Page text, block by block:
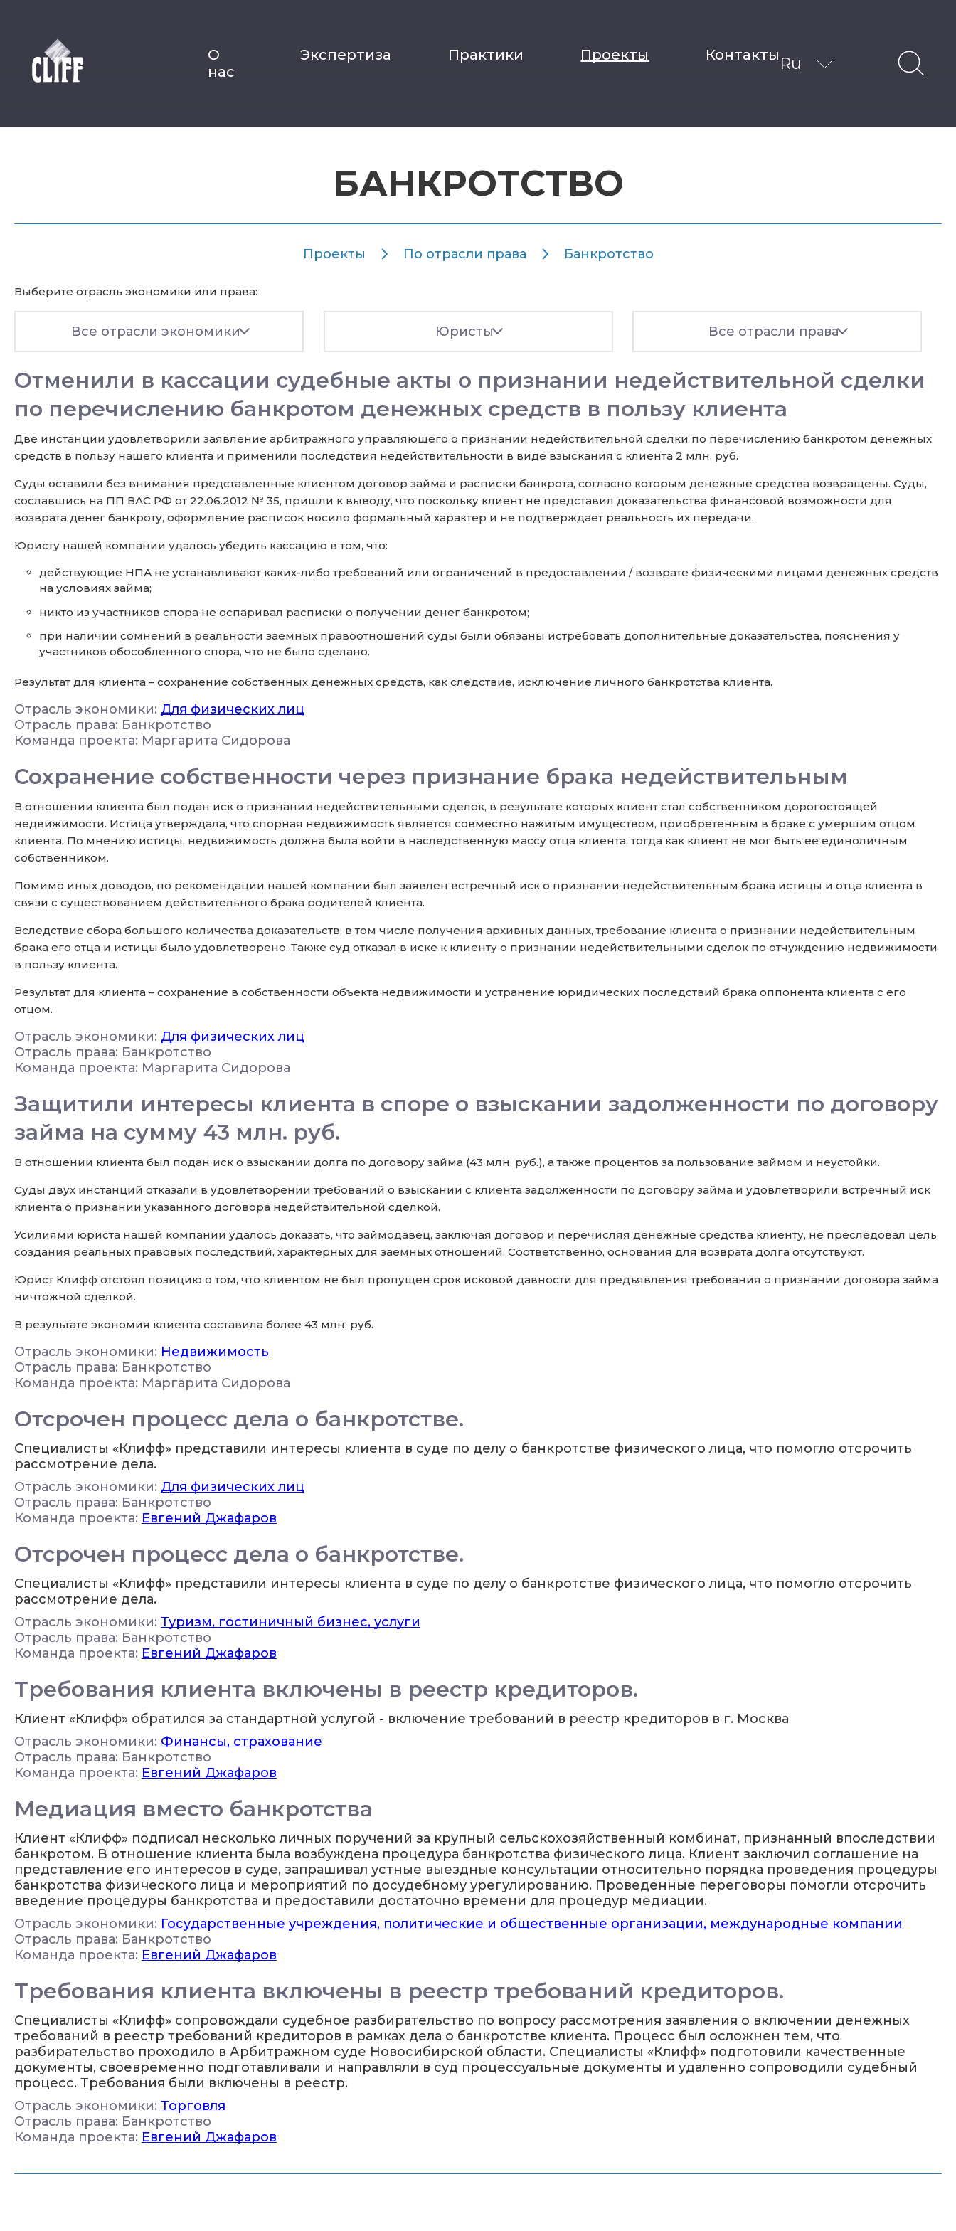
О
нас
Экспертиза Практики Проекты Контакты Ru
БАНКРОТСТВО
Проекты По отрасли права Банкротство
Выберите отрасль экономики или права:
Все отрасли экономики Юристы Все отрасли права
Отменили в кассации судебные акты о признании недействительной сделки
по перечислению банкротом денежных средств в пользу клиента
Две инстанции удовлетворили заявление арбитражного управляющего о признании недействительной сделки по перечислению банкротом денежных
средств в пользу нашего клиента и применили последствия недействительности в виде взыскания с клиента 2 млн. руб.
Суды оставили без внимания представленные клиентом договор займа и расписки банкрота, согласно которым денежные средства возвращены. Суды,
сославшись на ПП ВАС РФ от 22.06.2012 № 35, пришли к выводу, что поскольку клиент не представил доказательства финансовой возможности для
возврата денег банкроту, оформление расписок носило формальный характер и не подтверждает реальность их передачи.
Юристу нашей компании удалось убедить кассацию в том, что:
действующие НПА не устанавливают каких-либо требований или ограничений в предоставлении / возврате физическими лицами денежных средств
на условиях займа;
никто из участников спора не оспаривал расписки о получении денег банкротом;
при наличии сомнений в реальности заемных правоотношений суды были обязаны истребовать дополнительные доказательства, пояснения у
участников обособленного спора, что не было сделано.
Результат для клиента – сохранение собственных денежных средств, как следствие, исключение личного банкротства клиента.
Отрасль экономики: Для физических лиц
Отрасль права: Банкротство
Команда проекта: Маргарита Сидорова
Сохранение собственности через признание брака недействительным
В отношении клиента был подан иск о признании недействительными сделок, в результате которых клиент стал собственником дорогостоящей
недвижимости. Истица утверждала, что спорная недвижимость является совместно нажитым имуществом, приобретенным в браке с умершим отцом
клиента. По мнению истицы, недвижимость должна была войти в наследственную массу отца клиента, тогда как клиент не мог быть ее единоличным
собственником.
Помимо иных доводов, по рекомендации нашей компании был заявлен встречный иск о признании недействительным брака истицы и отца клиента в
связи с существованием действительного брака родителей клиента.
Вследствие сбора большого количества доказательств, в том числе получения архивных данных, требование клиента о признании недействительным
брака его отца и истицы было удовлетворено. Также суд отказал в иске к клиенту о признании недействительными сделок по отчуждению недвижимости
в пользу клиента.
Результат для клиента – сохранение в собственности объекта недвижимости и устранение юридических последствий брака оппонента клиента с его
отцом.
Отрасль экономики: Для физических лиц
Отрасль права: Банкротство
Команда проекта: Маргарита Сидорова
Защитили интересы клиента в споре о взыскании задолженности по договору
займа на сумму 43 млн. руб.
В отношении клиента был подан иск о взыскании долга по договору займа (43 млн. руб.), а также процентов за пользование займом и неустойки.
Суды двух инстанций отказали в удовлетворении требований о взыскании с клиента задолженности по договору займа и удовлетворили встречный иск
клиента о признании указанного договора недействительной сделкой.
Усилиями юриста нашей компании удалось доказать, что займодавец, заключая договор и перечисляя денежные средства клиенту, не преследовал цель
создания реальных правовых последствий, характерных для заемных отношений. Соответственно, основания для возврата долга отсутствуют.
Юрист Клифф отстоял позицию о том, что клиентом не был пропущен срок исковой давности для предъявления требования о признании договора займа
ничтожной сделкой.
В результате экономия клиента составила более 43 млн. руб.
Отрасль экономики: Недвижимость
Отрасль права: Банкротство
Команда проекта: Маргарита Сидорова
Отсрочен процесс дела о банкротстве.
Специалисты «Клифф» представили интересы клиента в суде по делу о банкротстве физического лица, что помогло отсрочить
рассмотрение дела.
Отрасль экономики: Для физических лиц
Отрасль права: Банкротство
Команда проекта: Евгений Джафаров
Отсрочен процесс дела о банкротстве.
Специалисты «Клифф» представили интересы клиента в суде по делу о банкротстве физического лица, что помогло отсрочить
рассмотрение дела.
Отрасль экономики: Туризм, гостиничный бизнес, услуги
Отрасль права: Банкротство
Команда проекта: Евгений Джафаров
Требования клиента включены в реестр кредиторов.
Клиент «Клифф» обратился за стандартной услугой - включение требований в реестр кредиторов в г. Москва
Отрасль экономики: Финансы, страхование
Отрасль права: Банкротство
Команда проекта: Евгений Джафаров
Медиация вместо банкротства
Клиент «Клифф» подписал несколько личных поручений за крупный сельскохозяйственный комбинат, признанный впоследствии
банкротом. В отношение клиента была возбуждена процедура банкротства физического лица. Клиент заключил соглашение на
представление его интересов в суде, запрашивал устные выездные консультации относительно порядка проведения процедуры
банкротства физического лица и мероприятий по досудебному урегулированию. Проведенные переговоры помогли отсрочить
введение процедуры банкротства и предоставили достаточно времени для процедур медиации.
Отрасль экономики: Государственные учреждения, политические и общественные организации, международные компании
Отрасль права: Банкротство
Команда проекта: Евгений Джафаров
Требования клиента включены в реестр требований кредиторов.
Специалисты «Клифф» сопровождали судебное разбирательство по вопросу рассмотрения заявления о включении денежных
требований в реестр требований кредиторов в рамках дела о банкротстве клиента. Процесс был осложнен тем, что
разбирательство проходило в Арбитражном суде Новосибирской области. Специалисты «Клифф» подготовили качественные
документы, своевременно подготавливали и направляли в суд процессуальные документы и удаленно сопроводили судебный
процесс. Требования были включены в реестр.
Отрасль экономики: Торговля
Отрасль права: Банкротство
Команда проекта: Евгений Джафаров